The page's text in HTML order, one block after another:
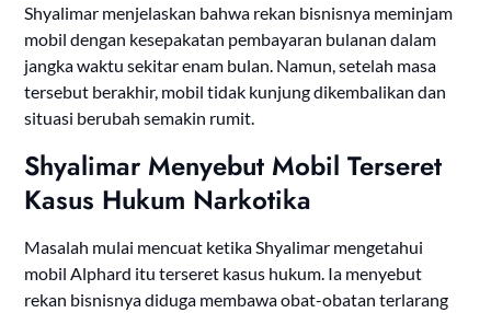
Shyalimar menjelaskan bahwa rekan bisnisnya meminjam
mobil dengan kesepakatan pembayaran bulanan dalam
jangka waktu sekitar enam bulan. Namun, setelah masa
tersebut berakhir, mobil tidak kunjung dikembalikan dan
situasi berubah semakin rumit.
Shyalimar Menyebut Mobil Terseret
Kasus Hukum Narkotika
Masalah mulai mencuat ketika Shyalimar mengetahui
mobil Alphard itu terseret kasus hukum. Ia menyebut
rekan bisnisnya diduga membawa obat-obatan terlarang